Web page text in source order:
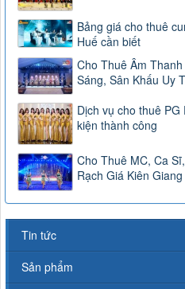
Bảng giá cho thuê
Huế cần biết
Cho Thuê Âm
Sáng, Sân Khấu Uy
Dịch vụ cho thuê
kiện thành công
Cho Thuê MC, Ca
Rạch Giá Kiên
Tin tức
Sản phẩm